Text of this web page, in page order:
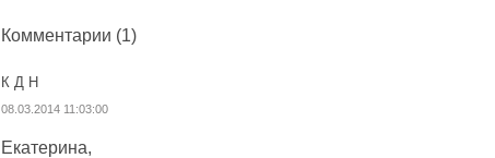
Комментарии (1)
К Д Н
08.03.2014 11:03:00
Екатерина,